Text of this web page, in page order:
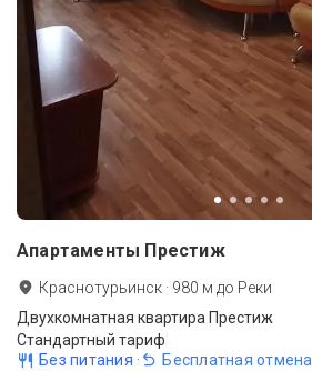
Апартаменты Престиж
Краснотурьинск · 980 м до Реки
Двухкомнатная квартира Престиж
Стандартный тариф
Без питания ·
Бесплатная отмена